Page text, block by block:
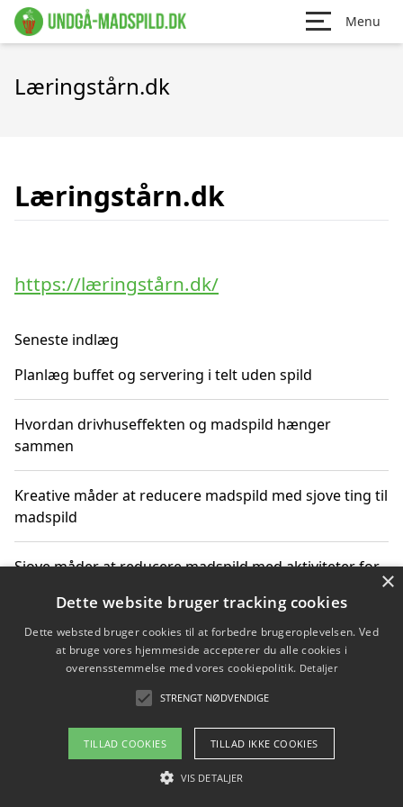
Menu
Læringstårn.dk
Læringstårn.dk
https://læringstårn.dk/
Seneste indlæg
Planlæg buffet og servering i telt uden spild
Hvordan drivhuseffekten og madspild hænger
sammen
Kreative måder at reducere madspild med sjove ting til
madspild
Sjove måder at reducere madspild med aktiviteter for
Hvor finder jeg nemme måltidskasser i Vejle
Om / kontakt
Blog Betingelser
×
Dette website bruger tracking cookies
Dette websted bruger cookies til at forbedre brugeroplevelsen. Ved
at bruge vores hjemmeside accepterer du alle cookies i
overensstemmelse med vores cookiepolitik. Detaljer
STRENGT NØDVENDIGE
TILLAD COOKIES TILLAD IKKE COOKIES
VIS DETALJER